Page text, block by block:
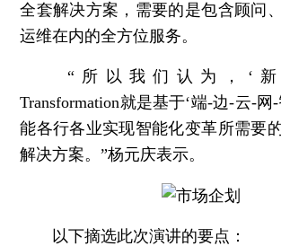
全套解决方案，需要的是包含顾问
运维在内的全方位服务。
“所以我们认为，‘新IT’
Transformation就是基于‘端-边-云-网
能各行各业实现智能化变革所需要
解决方案。”杨元庆表示。
以下摘选此次演讲的要点：